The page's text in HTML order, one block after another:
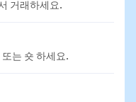
거래하세요.
는 숏 하세요.